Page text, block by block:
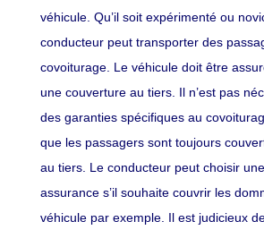
véhicule. Qu’il soit expérimenté ou
conducteur peut transporter des
covoiturage . Le véhicule doit être
une couverture au tiers. Il n’est pas
des garanties spécifiques au
que les passagers sont toujours
au tiers. Le conducteur peut choisir
assurance s’il souhaite couvrir les
véhicule par exemple. Il est judicieux